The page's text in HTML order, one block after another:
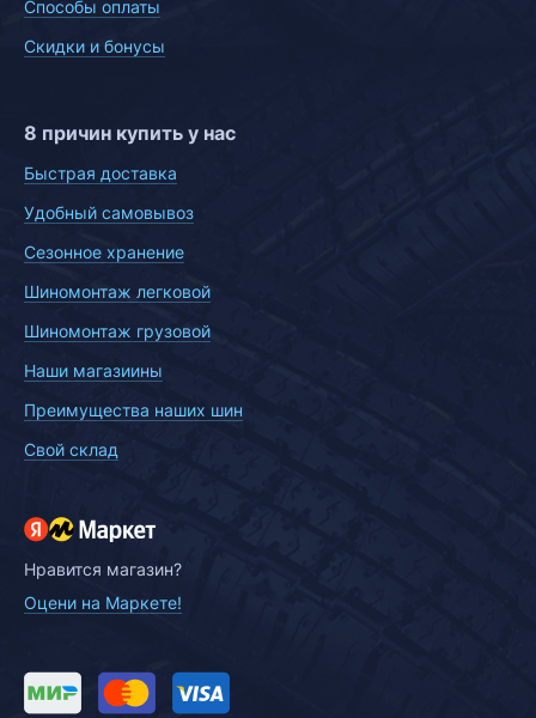
Способы оплаты
Скидки и бонусы
8 причин купить у нас
Быстрая доставка
Удобный самовывоз
Сезонное хранение
Шиномонтаж легковой
Шиномонтаж грузовой
Наши магазиины
Преимущества наших шин
Свой склад
Нравится магазин?
Оцени на Маркете!